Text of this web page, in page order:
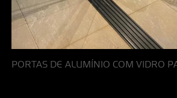
PORTAS DE ALUMÍNIO COM VIDRO